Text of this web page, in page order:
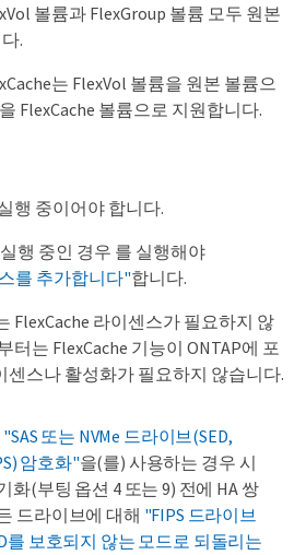
볼륨과 FlexGroup 볼륨 모두 원본
.
는 FlexVol 볼륨을 원본 볼륨으
FlexCache 볼륨으로 지원합니다.
행 중이어야 합니다.
행 중인 경우 를 실행해야
를 추가합니다"합니다.
FlexCache 라이센스가 필요하지 않
터는 FlexCache 기능이 ONTAP에 포
센스나 활성화가 필요하지 않습니다.
"SAS 또는 NVMe 드라이브(SED,
암호화"을(를) 사용하는 경우 시
화(부팅 옵션 4 또는 9) 전에 HA 쌍
드라이브에 대해 "FIPS 드라이브
를 보호되지 않는 모드로 되돌리는